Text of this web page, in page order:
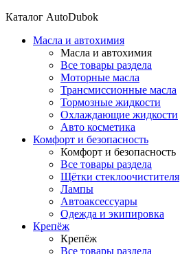
Каталог AutoDubok
Масла и автохимия
Масла и автохимия
Все товары раздела
Моторные масла
Трансмиссионные масла
Тормозные жидкости
Охлаждающие жидкости
Авто косметика
Комфорт и безопасность
Комфорт и безопасность
Все товары раздела
Щётки стеклоочистителя
Лампы
Автоаксессуары
Одежда и экипировка
Крепёж
Крепёж
Все товары раздела